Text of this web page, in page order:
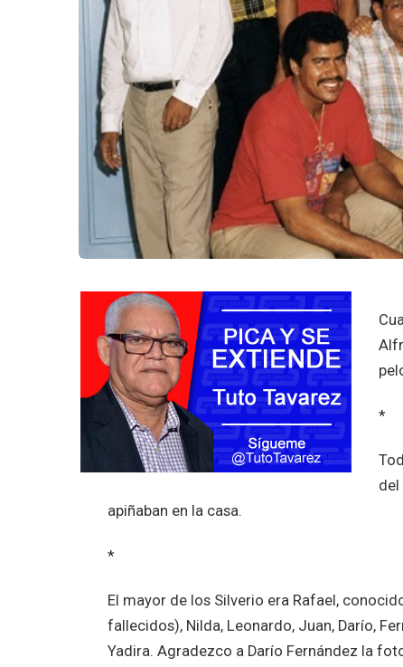
*
del
apiñaban en la casa.
*
El mayor de los Silverio era Rafael,
fallecidos), Nilda, Leonardo, Juan, Darío,
Yadira. Agradezco a Darío Fernández la